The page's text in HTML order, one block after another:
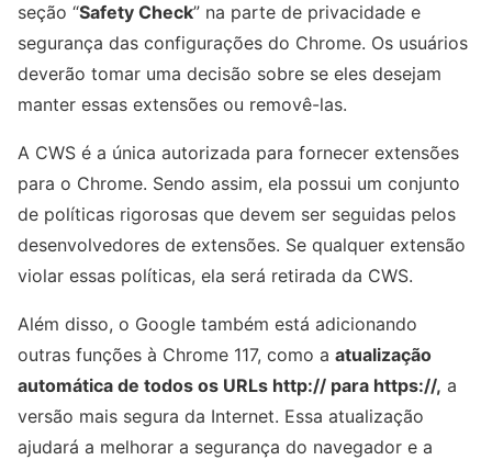
seção “Safety Check” na parte de privacidade e
segurança das configurações do Chrome. Os usuários
deverão tomar uma decisão sobre se eles desejam
manter essas extensões ou removê-las.
A CWS é a única autorizada para fornecer extensões
para o Chrome. Sendo assim, ela possui um conjunto
de políticas rigorosas que devem ser seguidas pelos
desenvolvedores de extensões. Se qualquer extensão
violar essas políticas, ela será retirada da CWS.
Além disso, o Google também está adicionando
outras funções à Chrome 117, como a atualização
automática de todos os URLs http:// para https://, a
versão mais segura da Internet. Essa atualização
ajudará a melhorar a segurança do navegador e a